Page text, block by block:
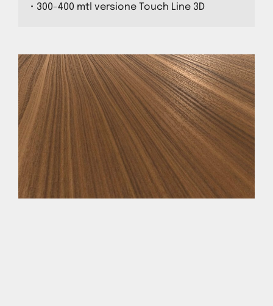
• 300-400 mtl versione Touch Line 3D